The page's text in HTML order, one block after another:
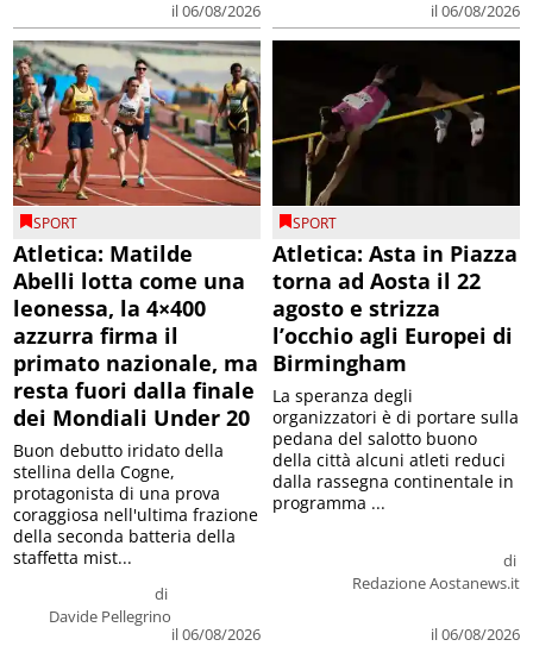
il 06/08/2026
il 06/08/2026
SPORT
Atletica: Matilde
Abelli lotta come una
leonessa, la 4×400
azzurra firma il
primato nazionale, ma
resta fuori dalla finale
dei Mondiali Under 20
di
Davide Pellegrino
il 06/08/2026
Buon debutto iridato della
stellina della Cogne,
protagonista di una prova
coraggiosa nell'ultima frazione
della seconda batteria della
staffetta mist...
SPORT
Atletica: Asta in Piazza
torna ad Aosta il 22
agosto e strizza
l’occhio agli Europei di
Birmingham
di
Redazione Aostanews.it
il 06/08/2026
La speranza degli
organizzatori è di portare sulla
pedana del salotto buono
della città alcuni atleti reduci
dalla rassegna continentale in
programma ...